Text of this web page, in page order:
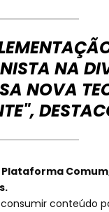
NA
NOVA
conteúdo